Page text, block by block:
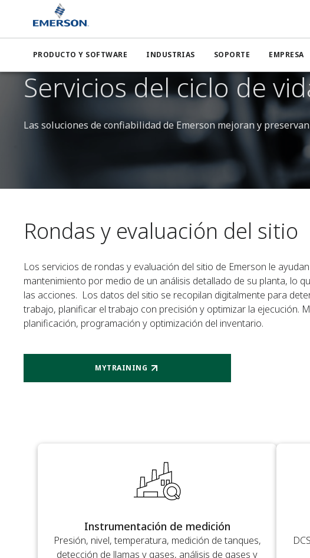
PRODUCTO Y SOFTWARE INDUSTRIAS SOPORTE EMPRESA
Servicios del ciclo de
Las soluciones de confiabilidad de Emerson mejoran y
Rondas y evaluación del sitio
Los servicios de rondas y evaluación del sitio de Emerson le
mantenimiento por medio de un análisis detallado de su planta, lo
las acciones. Los datos del sitio se recopilan digitalmente para
trabajo, planificar el trabajo con precisión y optimizar la ejecución.
planificación, programación y optimización del inventario.
MYTRAINING
Instrumentación de medición
Presión, nivel, temperatura, medición de tanques,
detección de llamas y gases, análisis de gases y